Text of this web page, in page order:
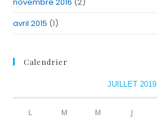
avril 2015 (1)
Calendrier
JUILLET 2019
L M M J